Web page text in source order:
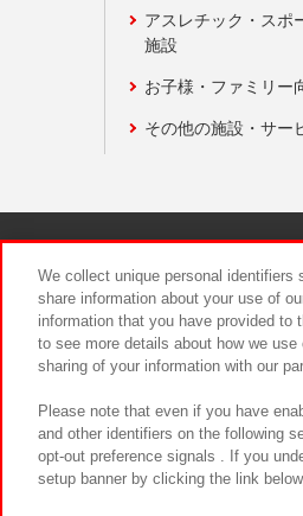
アスレチック・スポ
施設
お子様・ファミリー
その他の施設・サー
We collect unique personal
share information about your use of
information that you have provided
to see more details about how we
sharing of your information with our
Please note that even if you have
and other identifiers on the following
opt-out preference signals . If you
setup banner by clicking the link